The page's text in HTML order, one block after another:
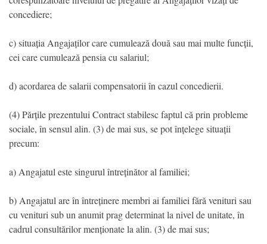
concediere;
c) situația Angajaților care cumulează două sau mai multe funcții,
cei care cumulează pensia cu salariul;
d) acordarea de salarii compensatorii în cazul concedierii.
(4) Părțile prezentului Contract stabilesc faptul că prin probleme
sociale, în sensul alin. (3) de mai sus, se pot înțelege situații
precum:
a) Angajatul este singurul întreținător al familiei;
b) Angajatul are în întreținere membri ai familiei fără venituri sau
cu venituri sub un anumit prag determinat la nivel de unitate, în
cadrul consultărilor menționate la alin. (3) de mai sus;